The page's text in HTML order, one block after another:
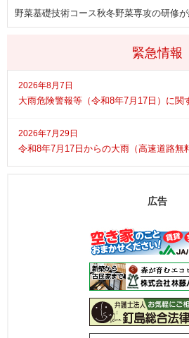
緊急情報
2026年8月7日
大雨危険警報等（令和8年7月17日）に関
2026年7月29日
令和8年7月17日からの大雨（高速道路無
野菜基礎技術コース秋冬野菜専攻の研修
広告